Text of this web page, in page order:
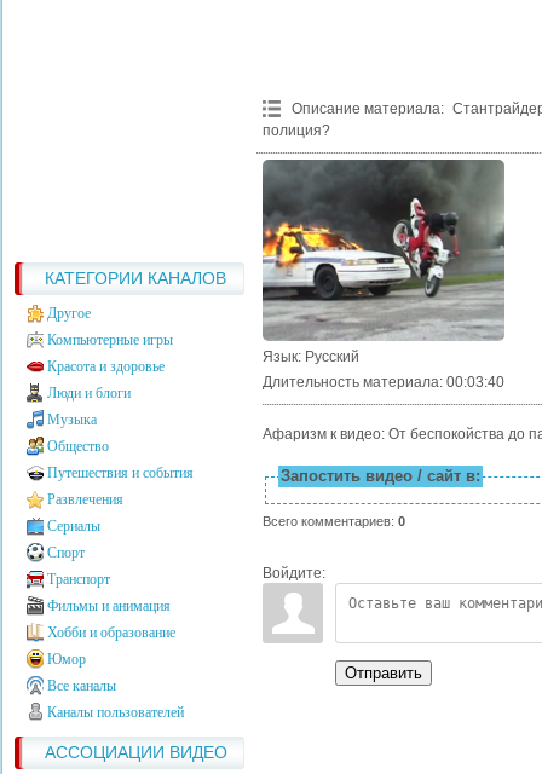
КАТЕГОРИИ КАНАЛОВ
Другое
Компьютерные игры
Красота и здоровье
Люди и блоги
Музыка
Общество
Путешествия и события
Развлечения
Сериалы
Спорт
Транспорт
Фильмы и анимация
Хобби и образование
Юмор
Все каналы
Каналы пользователей
АССОЦИАЦИИ ВИДЕО
Описание материала:
полиция?
Язык: Русский
Длительность материала: 00:03:40
Афаризм к видео: От беспокойства до
Запостить видео / сайт в:
Всего комментариев: 0
Войдите:
Отправить